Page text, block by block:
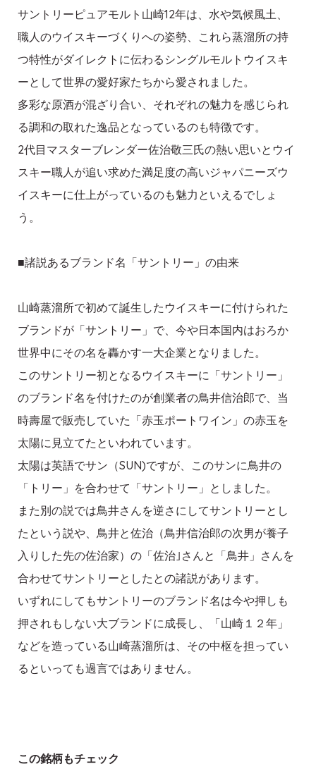
サントリーピュアモルト山崎12年は、水や気候風土、
職人のウイスキーづくりへの姿勢、これら蒸溜所の持
つ特性がダイレクトに伝わるシングルモルトウイスキ
ーとして世界の愛好家たちから愛されました。
多彩な原酒が混ざり合い、それぞれの魅力を感じられ
る調和の取れた逸品となっているのも特徴です。
2代目マスターブレンダー佐治敬三氏の熱い思いとウイ
スキー職人が追い求めた満足度の高いジャパニーズウ
イスキーに仕上がっているのも魅力といえるでしょ
う。
■諸説あるブランド名「サントリー」の由来
山崎蒸溜所で初めて誕生したウイスキーに付けられた
ブランドが「サントリー」で、今や日本国内はおろか
世界中にその名を轟かす一大企業となりました。
このサントリー初となるウイスキーに「サントリー」
のブランド名を付けたのが創業者の鳥井信治郎で、当
時壽屋で販売していた「赤玉ポートワイン」の赤玉を
太陽に見立てたといわれています。
太陽は英語でサン（SUN)ですが、このサンに鳥井の
「トリー」を合わせて「サントリー」としました。
また別の説では鳥井さんを逆さにしてサントリーとし
たという説や、鳥井と佐治（鳥井信治郎の次男が養子
入りした先の佐治家）の「佐治｣さんと「鳥井」さんを
合わせてサントリーとしたとの諸説があります。
いずれにしてもサントリーのブランド名は今や押しも
押されもしない大ブランドに成長し、「山崎１２年」
などを造っている山崎蒸溜所は、その中枢を担ってい
るといっても過言ではありません。
この銘柄もチェック